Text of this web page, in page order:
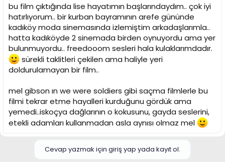
bu film çıktığında lise hayatımın başlarındaydım.. çok iyi
hatırlıyorum.. bir kurban bayramının arefe gününde
kadıköy moda sinemasında izlemiştim arkadaşlarımla..
hatta kadıköyde 2 sinemada birden oynuyordu ama yer
bulunmuyordu.. freedooom sesleri hala kulaklarımdadır.
sürekli taklitleri çekilen ama haliyle yeri
doldurulamayan bir film..
mel gibson ın we were soldiers gibi saçma filmlerle bu
filmi tekrar etme hayalleri kurduğunu gördük ama
yemedi..iskoçya dağlarının o kokusunu, gayda seslerini,
etekli adamları kullanmadan asla aynısı olmaz mel
Cevap yazmak için giriş yap yada kayıt ol.